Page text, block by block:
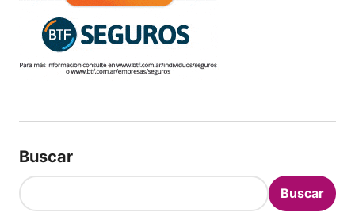
Buscar
Buscar